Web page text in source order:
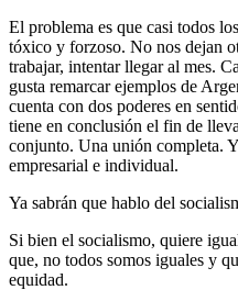
El problema es que casi todos
tóxico y forzoso. No nos dejan
trabajar, intentar llegar al mes.
gusta remarcar ejemplos de
cuenta con dos poderes en
tiene en conclusión el fin de
conjunto. Una unión completa.
empresarial e individual.
Ya sabrán que hablo del
Si bien el socialismo, quiere
que, no todos somos iguales y
equidad.